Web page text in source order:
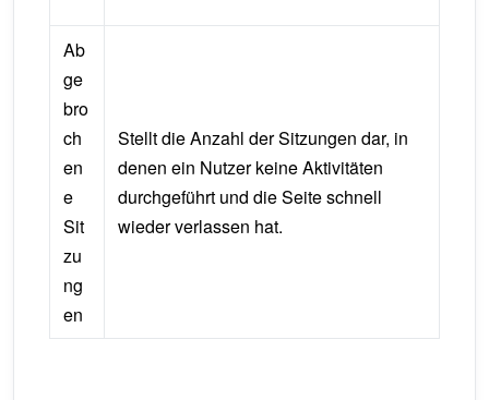
Ab
ge
bro
ch
en
e
Sit
zu
ng
en
Stellt die Anzahl der Sitzungen dar, in
denen ein Nutzer keine Aktivitäten
durchgeführt und die Seite schnell
wieder verlassen hat.